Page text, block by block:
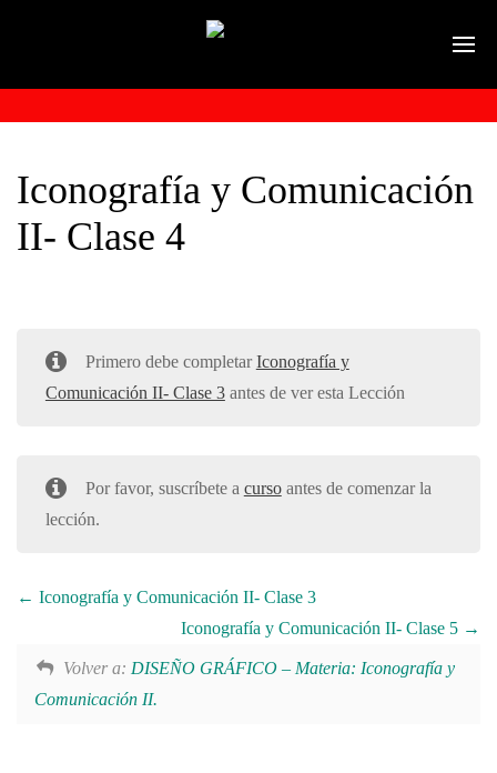
Iconografía y Comunicación
II- Clase 4
Primero debe completarIconografía y
Comunicación II- Clase 3antes de ver esta Lección
Por favor, suscríbete a cursoantes de comenzar la
lección.
Iconografía y Comunicación II- Clase 3
Iconografía y Comunicación II- Clase 5
Volver a: DISEÑO GRÁFICO – Materia: Iconografía y
Comunicación II.